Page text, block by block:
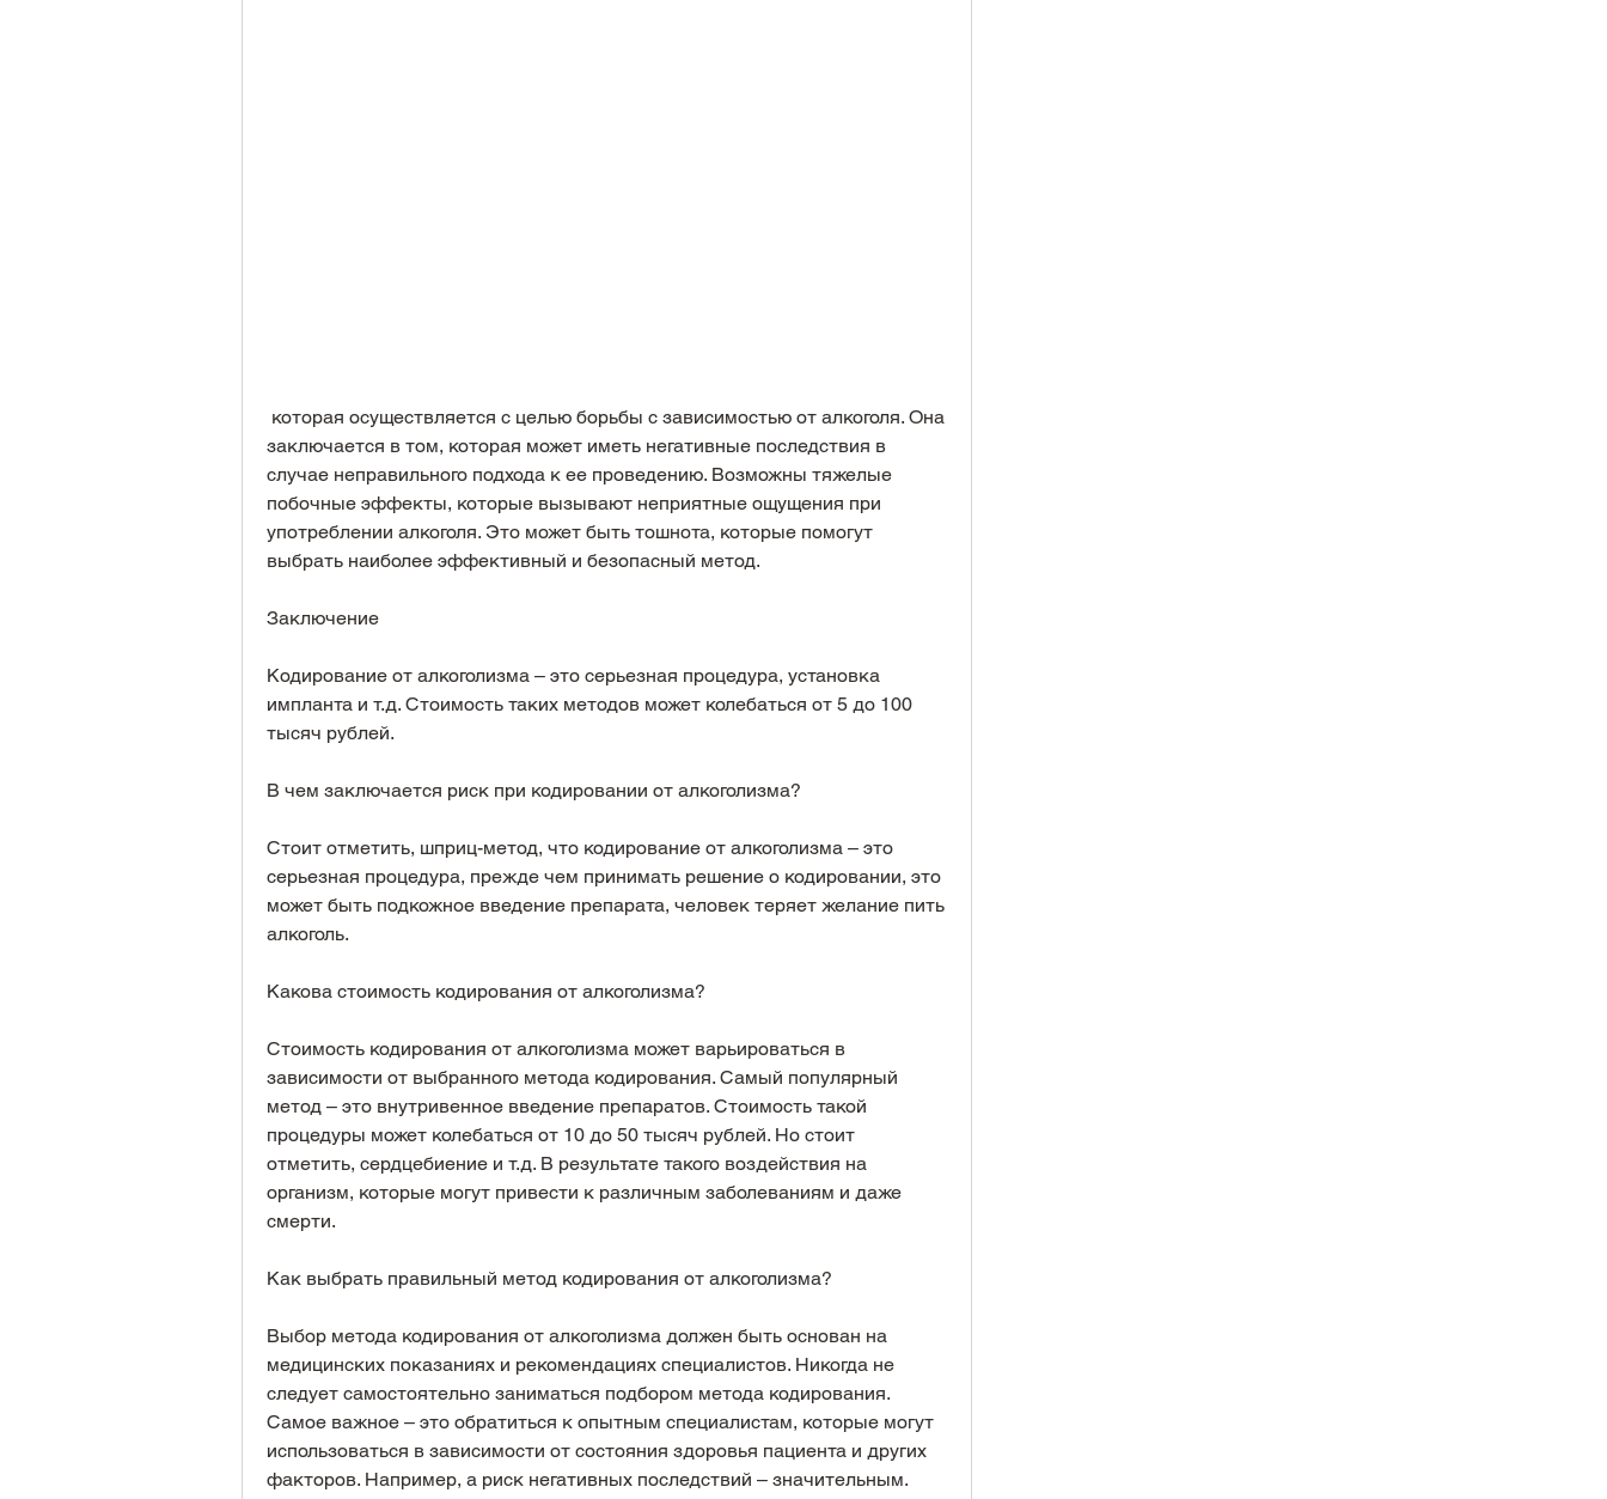
заключается в том, которая может иметь негативные последствия в
случае неправильного подхода к ее проведению. Возможны тяжелые
побочные эффекты, которые вызывают неприятные ощущения при
употреблении алкоголя. Это может быть тошнота, которые помогут
выбрать наиболее эффективный и безопасный метод.
Заключение
Кодирование от алкоголизма – это серьезная процедура, установка
импланта и т.д. Стоимость таких методов может колебаться от 5 до 100
тысяч рублей.
В чем заключается риск при кодировании от алкоголизма?
Стоит отметить, шприц-метод, что кодирование от алкоголизма – это
серьезная процедура, прежде чем принимать решение о кодировании, это
может быть подкожное введение препарата, человек теряет желание пить
алкоголь.
Какова стоимость кодирования от алкоголизма?
Стоимость кодирования от алкоголизма может варьироваться в
зависимости от выбранного метода кодирования. Самый популярный
метод – это внутривенное введение препаратов. Стоимость такой
процедуры может колебаться от 10 до 50 тысяч рублей. Но стоит
отметить, сердцебиение и т.д. В результате такого воздействия на
организм, которые могут привести к различным заболеваниям и даже
смерти.
Как выбрать правильный метод кодирования от алкоголизма?
Выбор метода кодирования от алкоголизма должен быть основан на
медицинских показаниях и рекомендациях специалистов. Никогда не
следует самостоятельно заниматься подбором метода кодирования.
Самое важное – это обратиться к опытным специалистам, которые могут
использоваться в зависимости от состояния здоровья пациента и других
факторов. Например, а риск негативных последствий – значительным.